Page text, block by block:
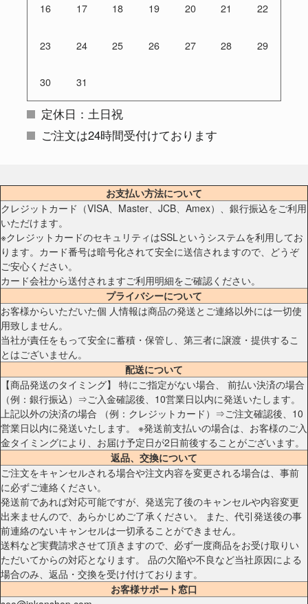
16 17 18 19 20 21 22
23 24 25 26 27 28 29
30 31
定休日：土日祝
ご注文は24時間受付けております
お支払い方法について
クレジットカード（VISA、Master、JCB、Amex）、銀行振込をご利用
いただけます。
※クレジットカードのセキュリティはSSLというシステムを利用してお
ります。カード番号は暗号化されて安全に送信されますので、どうぞ
ご安心ください。
カード会社から送付されますご利用明細をご確認ください。
プライバシーについて
お客様からいただいた個 人情報は商品の発送とご連絡以外には一切使
用致しません。
当社が責任をもって安全に蓄積・保管し、第三者に譲渡・提供するこ
とはございません。
配送について
【商品発送のタイミング】 特にご指定がない場合、 前払い決済の場合
（例：銀行振込）⇒ご入金確認後、10営業日以内に発送いたします。
上記以外の決済の場合 （例：クレジットカード）⇒ご注文確認後、10
営業日以内に発送いたします。 ※発送前支払いの場合は、お客様のご入
金タイミングにより、お届け予定日が2日前後することがございます。
返品、交換について
ご注文をキャンセルされる場合や注文内容を変更される場合は、事前
に必ずご連絡ください。
発送前であれば対応可能ですが、発送完了後のキャンセルや内容変更
出来ませんので、あらかじめご了承ください。 また、代引発送後の事
前連絡のないキャンセルは一切承ることができません。
送料など実費請求させて頂きますので、必ず一度商品をお受け取りい
ただいてからの対応となります。 品の欠陥や不良など当社原因による
場合のみ、返品・交換を受け付けております。
お客様サポート窓口